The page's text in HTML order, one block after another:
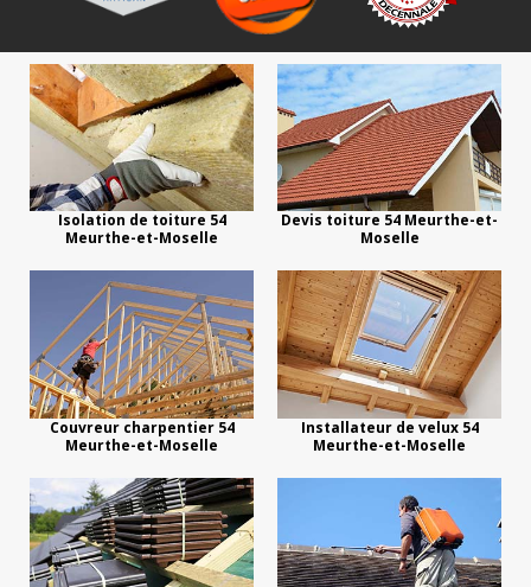
Isolation de toiture 54
Meurthe-et-Moselle
Devis toiture 54 Meurthe-et-
Moselle
Couvreur charpentier 54
Meurthe-et-Moselle
Installateur de velux 54
Meurthe-et-Moselle